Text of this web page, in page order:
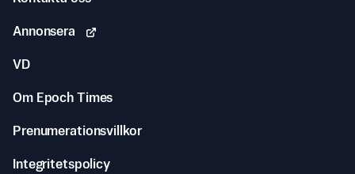
Annonsera
VD
Om Epoch Times
Prenumerationsvillkor
Integritetspolicy